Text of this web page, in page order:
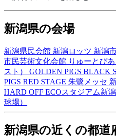
新潟県の会場
新潟県民会館 新潟ロッツ 新潟
市民芸術文化会館 りゅーとぴ
スト） GOLDEN PIGS BLACK
PIGS RED STAGE 朱鷺メッセ
HARD OFF ECOスタジアム新
球場）
新潟県の近くの都道